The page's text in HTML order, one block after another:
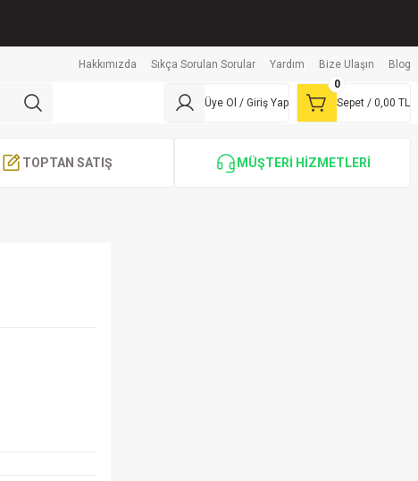
Hakkımızda Sıkça Sorulan Sorular Yardım Bize Ulaşın Blog
Üye Ol / Giriş Yap
0
Sepet / 0,00 TL
TOPTAN SATIŞ MÜŞTERİ HİZMETLERİ